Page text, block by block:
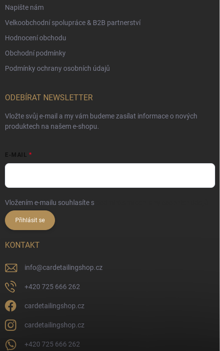
Napište nám
Velkoobchodní spolupráce & B2B partnerství
Hodnocení obchodu
Obchodní podmínky
Podmínky ochrany osobních údajů
ODEBÍRAT NEWSLETTER
Vložte svůj e-mail a my vám budeme zasílat informace o nových
produktech na našem e-shopu.
E-MAIL
Vložením e-mailu souhlasíte s
Přihlásit se
KONTAKT
info@cardetailingshop.cz
+420 725 666 262
cardetailingshop.cz
cardetailingshop.cz
+420 725 666 262